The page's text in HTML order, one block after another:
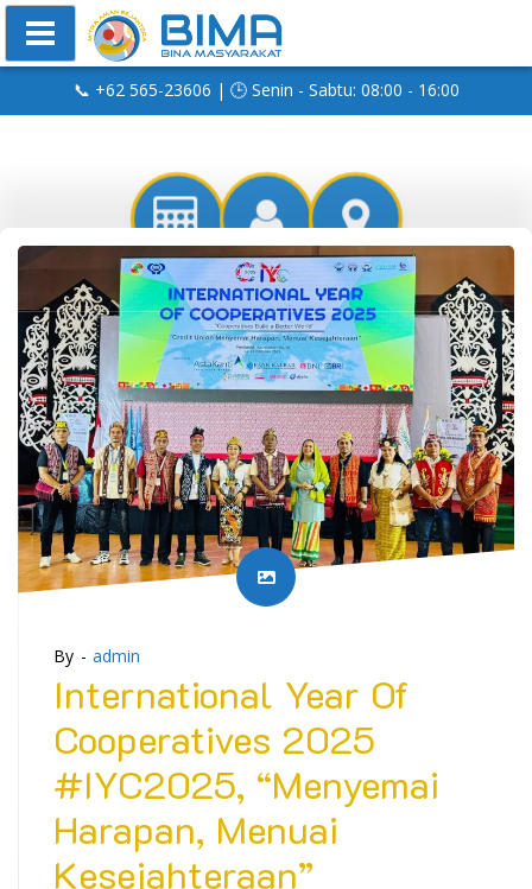
📞 +62 565-23606 | 🕒 Senin - Sabtu: 08:00 - 16:00
By - admin
International Year Of
Cooperatives 2025
#IYC2025, “Menyemai
Harapan, Menuai
Kesejahteraan”